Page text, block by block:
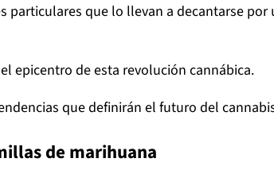
particulares que lo llevan a decantarse
epicentro de esta revolución cannábica.
que definirán el futuro del
de marihuana